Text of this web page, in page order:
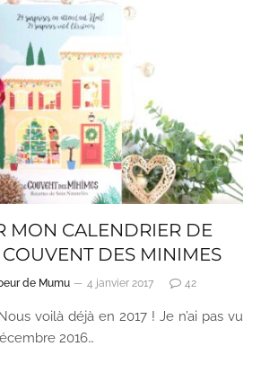
MON CALENDRIER DE
COUVENT DES MINIMES
de Mumu 4 janvier 2017 42
voilà déjà en 2017 ! Je n’ai pas vu
2016…